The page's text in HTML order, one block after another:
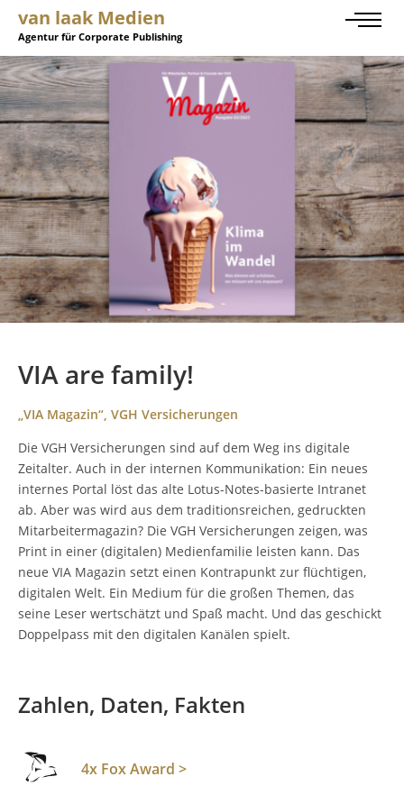
van laak Medien
Agentur für Corporate Publishing
VIA are family!
„VIA Magazin“, VGH Versicherungen
Die VGH Versicherungen sind auf dem Weg ins digitale
Zeitalter. Auch in der internen Kommunikation: Ein neues
internes Portal löst das alte Lotus-Notes-basierte Intranet
ab. Aber was wird aus dem traditionsreichen, gedruckten
Mitarbeitermagazin? Die VGH Versicherungen zeigen, was
Print in einer (digitalen) Medienfamilie leisten kann. Das
neue VIA Magazin setzt einen Kontrapunkt zur flüchtigen,
digitalen Welt. Ein Medium für die großen Themen, das
seine Leser wertschätzt und Spaß macht. Und das geschickt
Doppelpass mit den digitalen Kanälen spielt.
Zahlen, Daten, Fakten
4x Fox Award >